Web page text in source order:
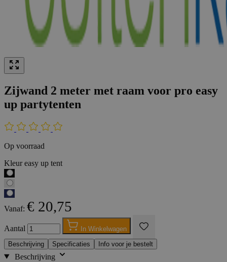
Zijwand 2 meter met raam voor pro easy
up partytenten
Op voorraad
Kleur easy up tent
Vanaf: € 20,75
Aantal
In Winkelwagen
Beschrijving
Specificaties Info voor je bestelt
Beschrijving